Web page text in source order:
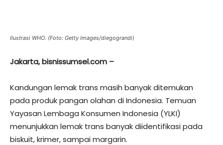
Ilustrasi WHO. (Foto: Getty Images/diegograndi)
Jakarta, bisnissumsel.com –
Kandungan lemak trans masih banyak ditemukan
pada produk pangan olahan di Indonesia. Temuan
Yayasan Lembaga Konsumen Indonesia (YLKI)
menunjukkan lemak trans banyak diidentifikasi pada
biskuit, krimer, sampai margarin.